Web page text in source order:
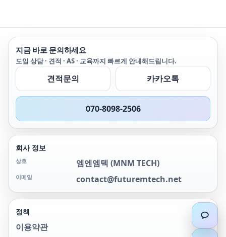
온도 및 전기 신호의 소싱,
시뮬레이션 및 측정 같은
린 그래픽, 보다 긴 수명의
Li-on 배터리, USB 포트 및
새로운 액세서리의 완벽한
패키지로 사용자의 마음을
작업을 자동화하고 데이터
를 기록하여 문서화합니다.
도록 도와줍니다.
지금 바로 문의하세요
도입 상담 · 견적 · AS · 교육까지 빠르게 안내해드립니다.
견적문의 카카오톡
070-8098-2506
회사 정보
상호 엠엔엠텍 (MNM TECH)
이메일 contact@futuremtech.net
정책
이용약관